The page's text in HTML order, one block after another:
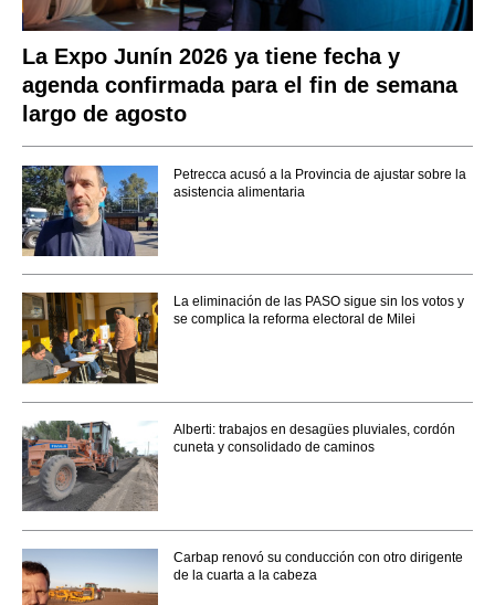
La Expo Junín 2026 ya tiene fecha y
agenda confirmada para el fin de semana
largo de agosto
Petrecca acusó a la Provincia de ajustar sobre la
asistencia alimentaria
La eliminación de las PASO sigue sin los votos y
se complica la reforma electoral de Milei
Alberti: trabajos en desagües pluviales, cordón
cuneta y consolidado de caminos
Carbap renovó su conducción con otro dirigente
de la cuarta a la cabeza